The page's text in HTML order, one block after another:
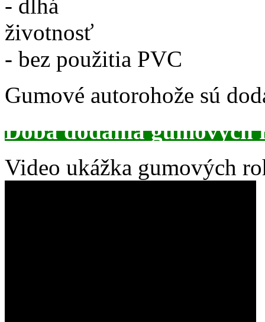
- dlhá
- bez použitia PVC
Gumové autorohože sú
Doba dodania
Video ukážka gumových